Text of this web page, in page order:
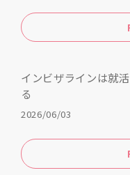
インビザラインは就
る
2026/06/03